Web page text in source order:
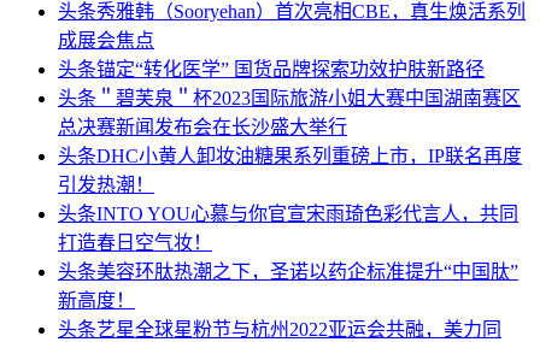
头条秀雅韩（Sooryehan）首次亮相CBE，真生焕活系列
成展会焦点
头条锚定“转化医学” 国货品牌探索功效护肤新路径
头条 ＂碧芙泉＂杯2023国际旅游小姐大赛中国湖南赛区
总决赛新闻发布会在长沙盛大举行
头条DHC小黄人卸妆油糖果系列重磅上市，IP联名再度
引发热潮！
头条INTO YOU心慕与你官宣宋雨琦色彩代言人，共同
打造春日空气妆！
头条美容环肽热潮之下，圣诺以药企标准提升“中国肽”
新高度！
头条艺星全球星粉节与杭州2022亚运会共融，美力同